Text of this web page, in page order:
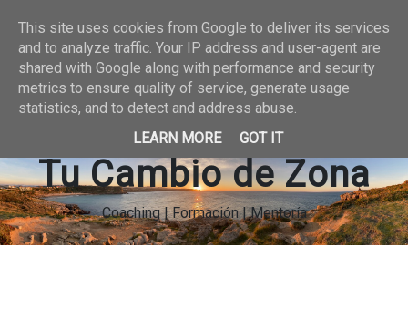
Tu Cambio de Zona
Coaching | Formación | Mentoría
This site uses cookies from Google to deliver its services
and to analyze traffic. Your IP address and user-agent are
shared with Google along with performance and security
metrics to ensure quality of service, generate usage
statistics, and to detect and address abuse.
LEARN MORE
GOT IT